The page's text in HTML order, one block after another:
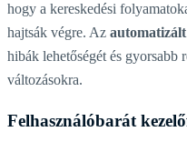
hogy a kereskedési
hajtsák végre. Az
hibák lehetőségét és gyorsabb
változásokra.
Felhasználóbarát